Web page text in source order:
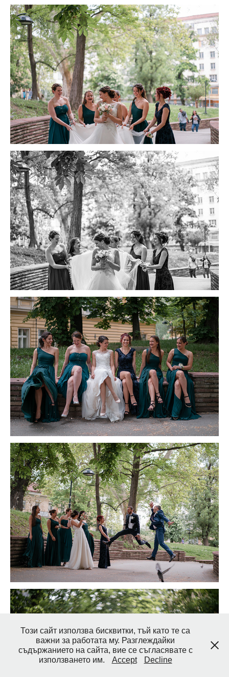
Този сайт използва бисквитки, тъй като те са
важни за работата му. Разглеждайки
съдържанието на сайта, вие се съгласявате с
използването им.
Accept Decline